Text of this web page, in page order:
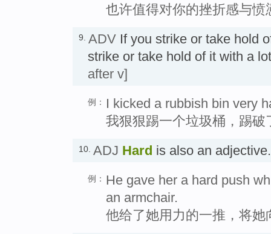
也许值得对你的挫折感与愤
9. ADV If you strike or take hold
strike or take hold of it with a
after v]
例：
I kicked a rubbish bin very
我狠狠踢一个垃圾桶，踢破
10. ADJ Hard is also an
例： He gave her a hard push
an armchair.
他给了她用力的一推，将